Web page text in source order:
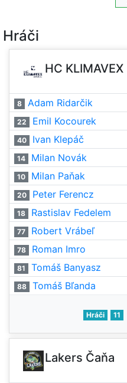
Hráči
HC
8 Adam Ridarčik
22 Emil Kocourek
40 Ivan Klepáč
14 Milan Novák
10 Milan Paňak
20 Peter Ferencz
18 Rastislav Fedelem
77 Robert Vrábeľ
78 Roman Imro
81 Tomáš Banyasz
88 Tomáš Bľanda
Hráči 11
Lakers Čaňa